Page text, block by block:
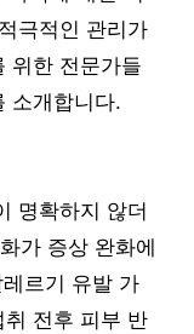
극적인 관리가
위한 전문가들
소개합니다.
명확하지 않더
가 증상 완화에
르기 유발 가
전후 피부 반